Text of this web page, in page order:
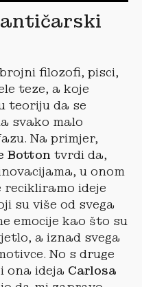
filozofi, pisci,
teze, a koje
teoriju da se
svako malo
Na primjer,
Botton tvrdi da,
u onom
ideje
su više od svega
emocije kao što su
a iznad svega
No s druge
ona ideja Carlosa